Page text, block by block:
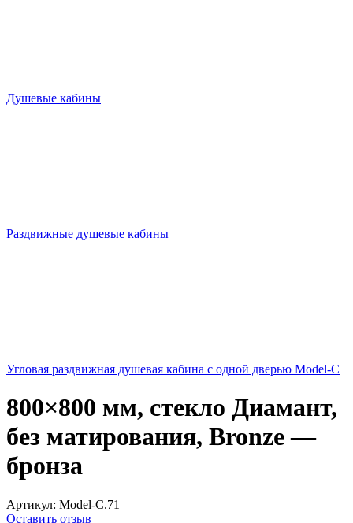
Душевые кабины
Раздвижные душевые кабины
Угловая раздвижная душевая кабина с одной дверью Model-C
800×800 мм, стекло Диамант,
без матирования, Bronze —
бронза
Артикул: Model-C.71
Оставить отзыв